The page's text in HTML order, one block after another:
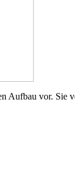
Aufbau vor.